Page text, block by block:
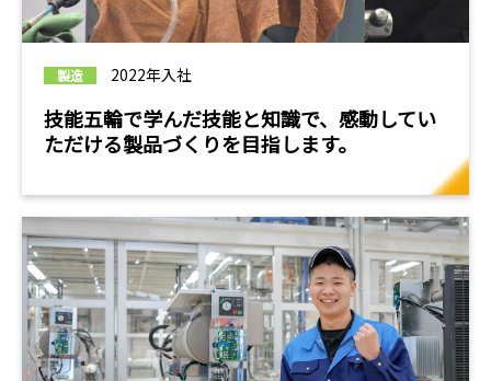
製造 2022年入社
技能五輪で学んだ技能と知識で、感動してい
ただける製品づくりを目指します。